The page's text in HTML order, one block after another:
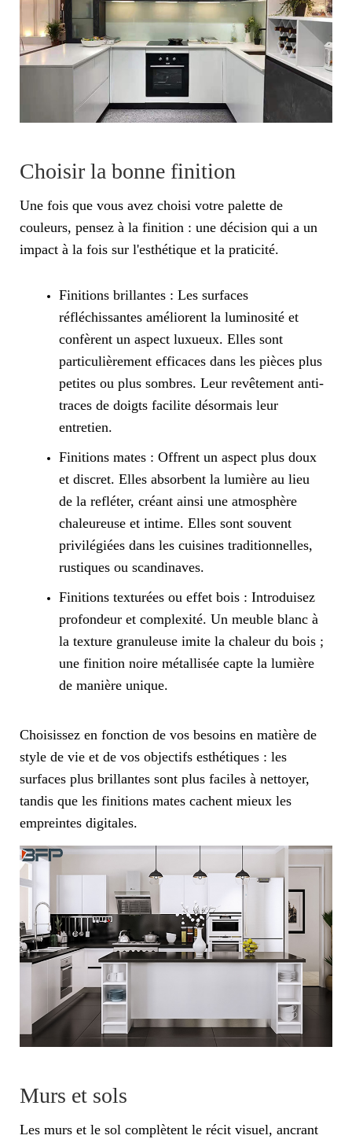
Choisir la bonne finition
Une fois que vous avez choisi votre palette de
couleurs, pensez à la finition : une décision qui a un
impact à la fois sur l'esthétique et la praticité.
Finitions brillantes : Les surfaces
réfléchissantes améliorent la luminosité et
confèrent un aspect luxueux. Elles sont
particulièrement efficaces dans les pièces plus
petites ou plus sombres. Leur revêtement anti-
traces de doigts facilite désormais leur
entretien.
Finitions mates : Offrent un aspect plus doux
et discret. Elles absorbent la lumière au lieu
de la refléter, créant ainsi une atmosphère
chaleureuse et intime. Elles sont souvent
privilégiées dans les cuisines traditionnelles,
rustiques ou scandinaves.
Finitions texturées ou effet bois : Introduisez
profondeur et complexité. Un meuble blanc à
la texture granuleuse imite la chaleur du bois ;
une finition noire métallisée capte la lumière
de manière unique.
Choisissez en fonction de vos besoins en matière de
style de vie et de vos objectifs esthétiques : les
surfaces plus brillantes sont plus faciles à nettoyer,
tandis que les finitions mates cachent mieux les
empreintes digitales.
Murs et sols
Les murs et le sol complètent le récit visuel, ancrant